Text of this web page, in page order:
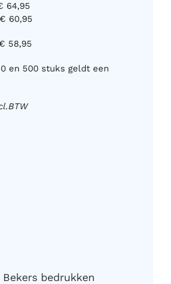
64,95
60,95
58,95
en 500 stuks geldt een
Bekers bedrukken